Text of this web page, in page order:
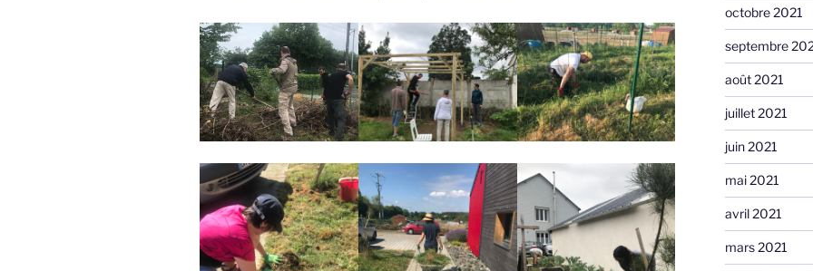
octobre 2021
septembre
août 2021
juillet 2021
juin 2021
mai 2021
avril 2021
mars 2021